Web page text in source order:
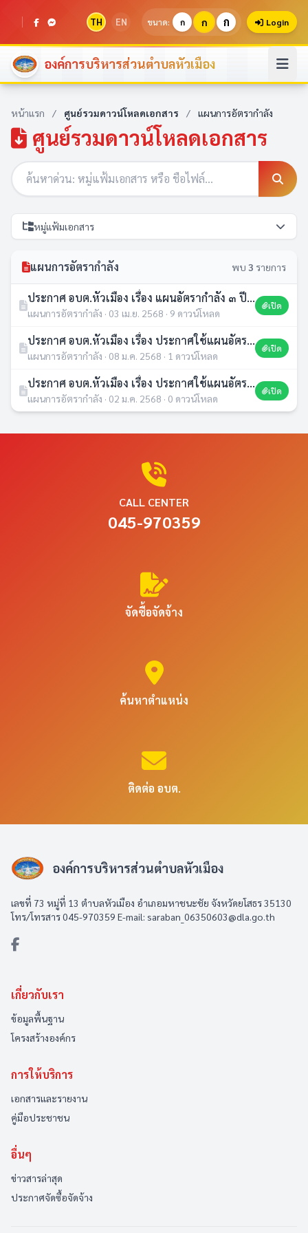
TH EN ขนาด: ก ก ก Login
องค์การบริหารส่วนตำบลหัวเมือง
หน้าแรก / ศูนย์รวมดาวน์โหลดเอกสาร / แผนการอัตรากำลัง
ศูนย์รวมดาวน์โหลดเอกสาร
หมู่แฟ้มเอกสาร
แผนการอัตรากำลัง พบ 3 รายการ
ประกาศ อบต.หัวเมือง เรื่อง แผนอัตรากำลัง ๓ ปี (พ.ศ.2567 - 2569) ฉบับปรับปรุง ครั้งที่ 4
แผนการอัตรากำลัง · 03 เม.ย. 2568 · 9 ดาวน์โหลด
เปิด
ประกาศ อบต.หัวเมือง เรื่อง ประกาศใช้แผนอัตรากำลัง 3 ปี (พ.ศ.2564-2566) ปรับปรุงครั้งที่ 2/2564
แผนการอัตรากำลัง · 08 ม.ค. 2568 · 1 ดาวน์โหลด
เปิด
ประกาศ อบต.หัวเมือง เรื่อง ประกาศใช้แผนอัตรากำลัง 3 ปี ( พ.ศ. 2567 - 2569) ฉบับปรับปรุง ครั้งที่ 3
แผนการอัตรากำลัง · 02 ม.ค. 2568 · 0 ดาวน์โหลด
เปิด
CALL CENTER
045-970359
จัดซื้อจัดจ้าง
ค้นหาตำแหน่ง
ติดต่อ อบต.
องค์การบริหารส่วนตำบลหัวเมือง
เลขที่ 73 หมู่ที่ 13 ตำบลหัวเมือง อำเภอมหาชนะชัย จังหวัดยโสธร 35130
โทร/โทรสาร 045-970359 E-mail: saraban_06350603@dla.go.th
เกี่ยวกับเรา
ข้อมูลพื้นฐาน
โครงสร้างองค์กร
การให้บริการ
เอกสารและรายงาน
คู่มือประชาชน
อื่นๆ
ข่าวสารล่าสุด
ประกาศจัดซื้อจัดจ้าง